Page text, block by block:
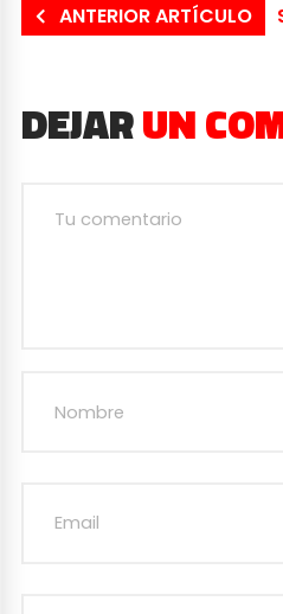
ANTERIOR ARTÍCULO
DEJARUN